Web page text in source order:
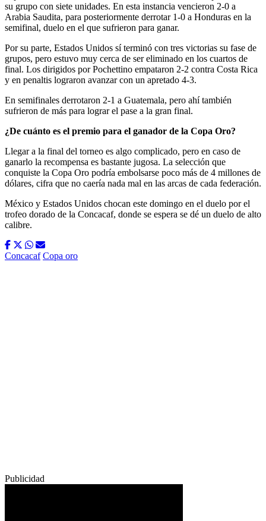
su grupo con siete unidades. En esta instancia vencieron 2-0 a
Arabia Saudita, para posteriormente derrotar 1-0 a Honduras en la
semifinal, duelo en el que sufrieron para ganar.
Por su parte, Estados Unidos sí terminó con tres victorias su fase de
grupos, pero estuvo muy cerca de ser eliminado en los cuartos de
final. Los dirigidos por Pochettino empataron 2-2 contra Costa Rica
y en penaltis lograron avanzar con un apretado 4-3.
En semifinales derrotaron 2-1 a Guatemala, pero ahí también
sufrieron de más para lograr el pase a la gran final.
¿De cuánto es el premio para el ganador de la Copa Oro?
Llegar a la final del torneo es algo complicado, pero en caso de
ganarlo la recompensa es bastante jugosa. La selección que
conquiste la Copa Oro podría embolsarse poco más de 4 millones de
dólares, cifra que no caería nada mal en las arcas de cada federación.
México y Estados Unidos chocan este domingo en el duelo por el
trofeo dorado de la Concacaf, donde se espera se dé un duelo de alto
calibre.
Concacaf Copa oro
Publicidad